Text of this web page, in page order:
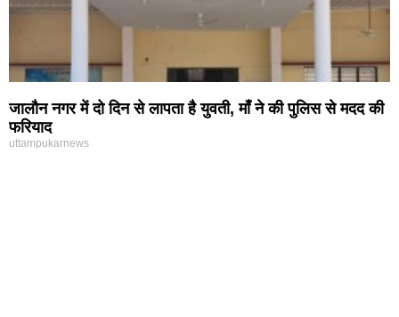
जालौन नगर में दो दिन से लापता है युवती, माँ ने की पुलिस से मदद की
फरियाद
uttampukarnews